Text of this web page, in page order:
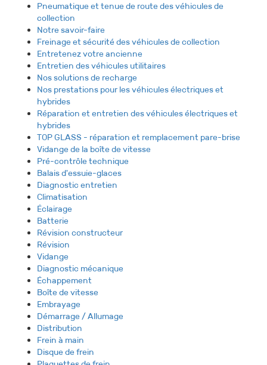
Pneumatique et tenue de route des véhicules de
collection
Notre savoir-faire
Freinage et sécurité des véhicules de collection
Entretenez votre ancienne
Entretien des véhicules utilitaires
Nos solutions de recharge
Nos prestations pour les véhicules électriques et
hybrides
Réparation et entretien des véhicules électriques et
hybrides
TOP GLASS - réparation et remplacement pare-brise
Vidange de la boîte de vitesse
Pré-contrôle technique
Balais d'essuie-glaces
Diagnostic entretien
Climatisation
Éclairage
Batterie
Révision constructeur
Révision
Vidange
Diagnostic mécanique
Échappement
Boîte de vitesse
Embrayage
Démarrage / Allumage
Distribution
Frein à main
Disque de frein